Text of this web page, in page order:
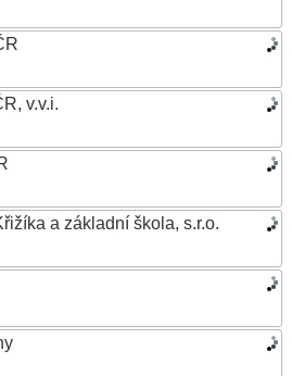
v.v.i.
a základní škola, s.r.o.